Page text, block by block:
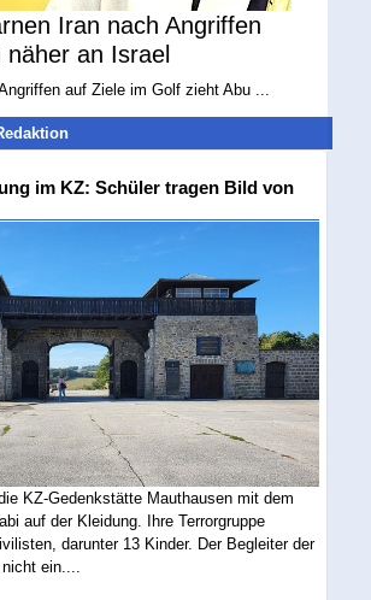
Iran nach Angriffen
an Israel
auf Ziele im Golf zieht Abu ...
im KZ: Schüler tragen Bild von
KZ-Gedenkstätte Mauthausen mit dem
auf der Kleidung. Ihre Terrorgruppe
darunter 13 Kinder. Der Begleiter der
ein....